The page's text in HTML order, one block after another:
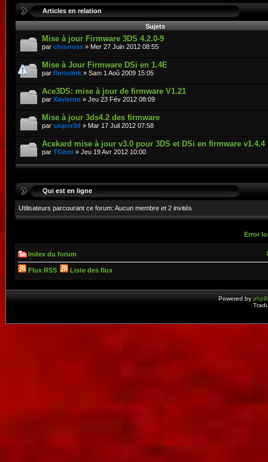
Articles en relation
Sujets
Mise à jour Firmware 3DS 4.2.0-9
par chronoss » Mer 27 Juin 2012 08:55
Mise à Jour Firmware DSi en 1.4E
par floriolink » Sam 1 Aoû 2009 15:05
Ace3DS: mise à jour de firmware V1.21
par Xavieron » Jeu 23 Fév 2012 08:09
Mise à jour 3ds4.2 des firmware
par sniper3d » Mar 17 Juil 2012 07:58
Acekard mise à jour v3.0 pour 3DS et DSi en firmware v1.4.4
par TGbot » Jeu 19 Avr 2012 10:00
Qui est en ligne
Utilisateurs parcourant ce forum: Aucun membre et 2 invités
Error
Index du forum
Flux RSS Liste des flux
Powered by